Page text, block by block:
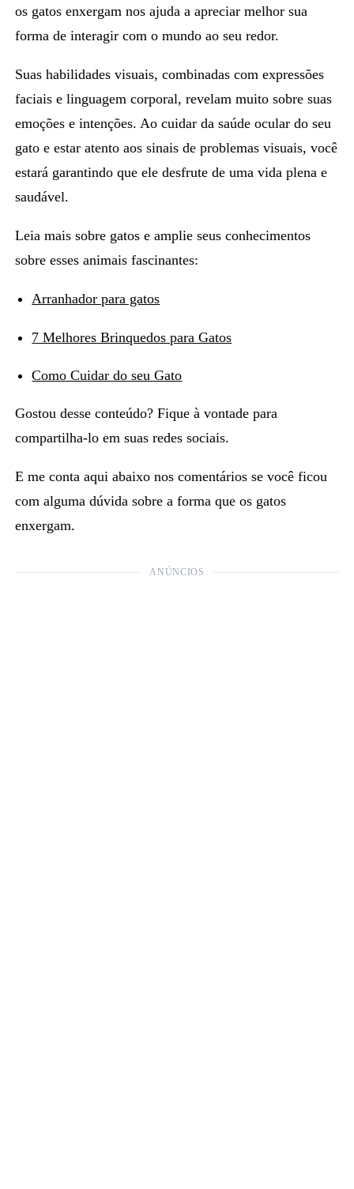
os gatos enxergam nos ajuda a apreciar melhor sua
forma de interagir com o mundo ao seu redor.
Suas habilidades visuais, combinadas com expressões
faciais e linguagem corporal, revelam muito sobre suas
emoções e intenções. Ao cuidar da saúde ocular do seu
gato e estar atento aos sinais de problemas visuais, você
estará garantindo que ele desfrute de uma vida plena e
saudável.
Leia mais sobre gatos e amplie seus conhecimentos
sobre esses animais fascinantes:
Arranhador para gatos
7 Melhores Brinquedos para Gatos
Como Cuidar do seu Gato
Gostou desse conteúdo? Fique à vontade para
compartilha-lo em suas redes sociais.
E me conta aqui abaixo nos comentários se você ficou
com alguma dúvida sobre a forma que os gatos
enxergam.
ANÚNCIOS